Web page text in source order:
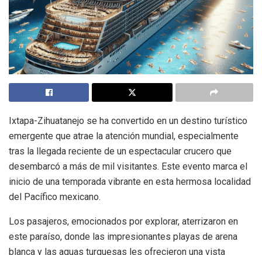
Ixtapa-Zihuatanejo se ha convertido en un destino turístico
emergente que atrae la atención mundial, especialmente
tras la llegada reciente de un espectacular crucero que
desembarcó a más de mil visitantes. Este evento marca el
inicio de una temporada vibrante en esta hermosa localidad
del Pacífico mexicano.
Los pasajeros, emocionados por explorar, aterrizaron en
este paraíso, donde las impresionantes playas de arena
blanca y las aguas turquesas les ofrecieron una vista